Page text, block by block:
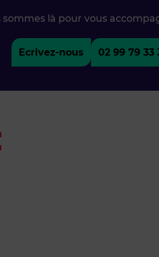
sommes là pour vous
Ecrivez-nous 02 99 79 33